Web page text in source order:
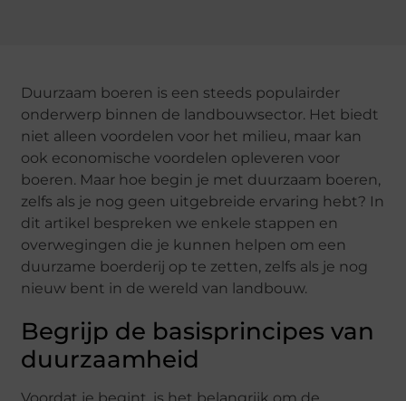
Duurzaam boeren is een steeds populairder
onderwerp binnen de landbouwsector. Het biedt
niet alleen voordelen voor het milieu, maar kan
ook economische voordelen opleveren voor
boeren. Maar hoe begin je met duurzaam boeren,
zelfs als je nog geen uitgebreide ervaring hebt? In
dit artikel bespreken we enkele stappen en
overwegingen die je kunnen helpen om een
duurzame boerderij op te zetten, zelfs als je nog
nieuw bent in de wereld van landbouw.
Begrijp de basisprincipes van
duurzaamheid